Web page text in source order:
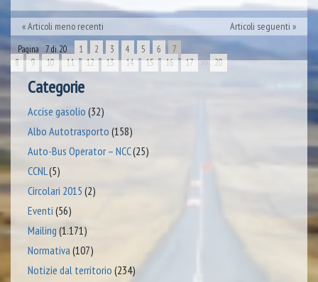
Articoli meno recenti Articoli seguenti
Pagina 7 di 20 1 2 3 4 5 6
7
8
9 10 11 12 13 14 15 16 17 >> 20
Categorie
Accise gasolio (32)
Albo Autotrasporto (158)
Auto-Bus Operator – NCC(25)
CCNL(5)
Circolari 2015 (2)
Eventi (56)
Mailing (1.171)
Normativa (107)
Notizie dal territorio (234)